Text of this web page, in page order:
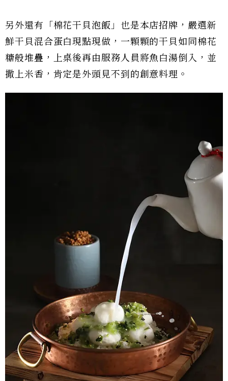
另外還有「棉花干貝泡飯」也是本店招牌，嚴選新
鮮干貝混合蛋白現點現做，一顆顆的干貝如同棉花
糖般堆疊，上桌後再由服務人員將魚白湯倒入，並
撒上米香，肯定是外頭見不到的創意料理。